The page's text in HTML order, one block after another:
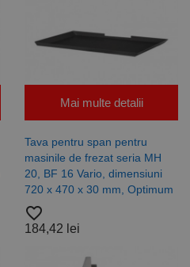
Mai multe detalii
Tava pentru span pentru
masinile de frezat seria MH
20, BF 16 Vario, dimensiuni
720 x 470 x 30 mm, Optimum
favorite_border
184,42 lei